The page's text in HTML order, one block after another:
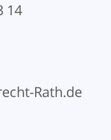
14
Rath.de